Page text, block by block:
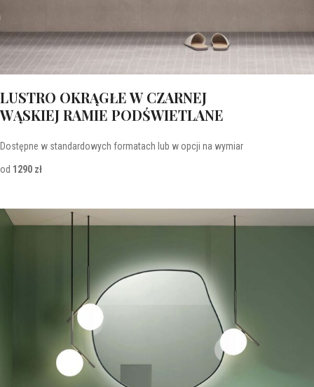
LUSTRO OKRĄGŁE W CZARNEJ
WĄSKIEJ RAMIE PODŚWIETLANE
Dostępne w standardowych formatach lub w opcji na wymiar
od 1290 zł